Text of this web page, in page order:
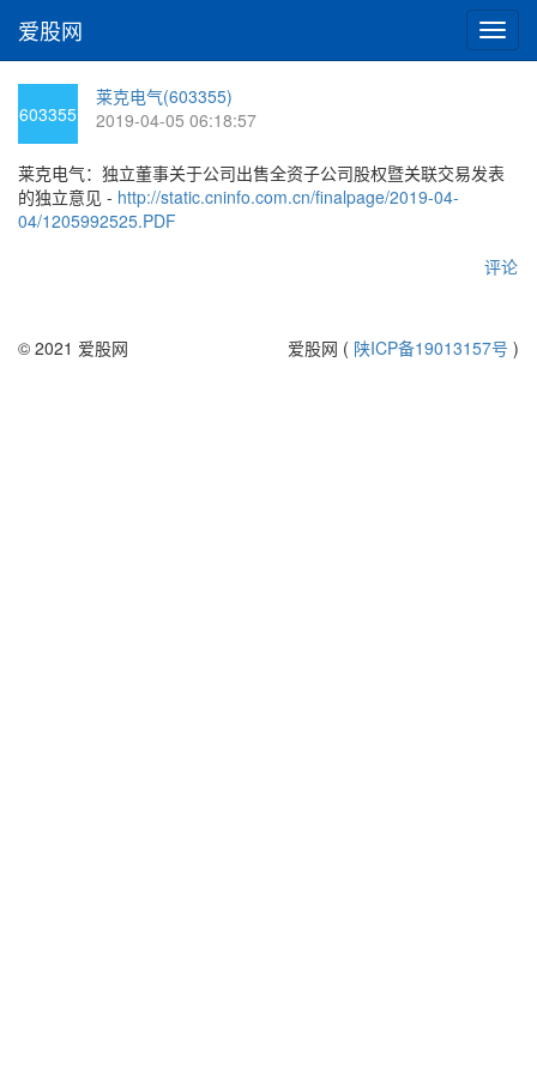
切
换
爱股网
603355
莱克电气(603355)
2019-04-05 06:18:57
莱克电气：独立董事关于公司出售全资子公司股权暨关联交易发表
的独立意见 - http://static.cninfo.com.cn/finalpage/2019-04-
04/1205992525.PDF
评论
© 2021 爱股网 爱股网 ( 陕ICP备19013157号 )